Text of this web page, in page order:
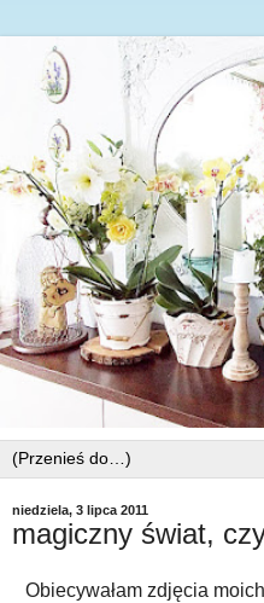
niedziela, 3 lipca 2011
magiczny świat,
Obiecywałam zdjęcia